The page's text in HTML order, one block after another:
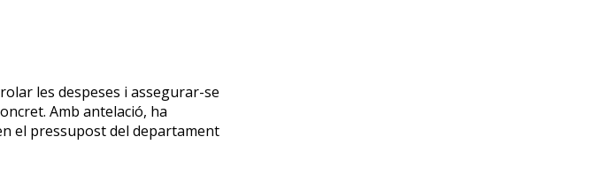
les despeses i assegurar-se
Amb antelació, ha
el pressupost del departament